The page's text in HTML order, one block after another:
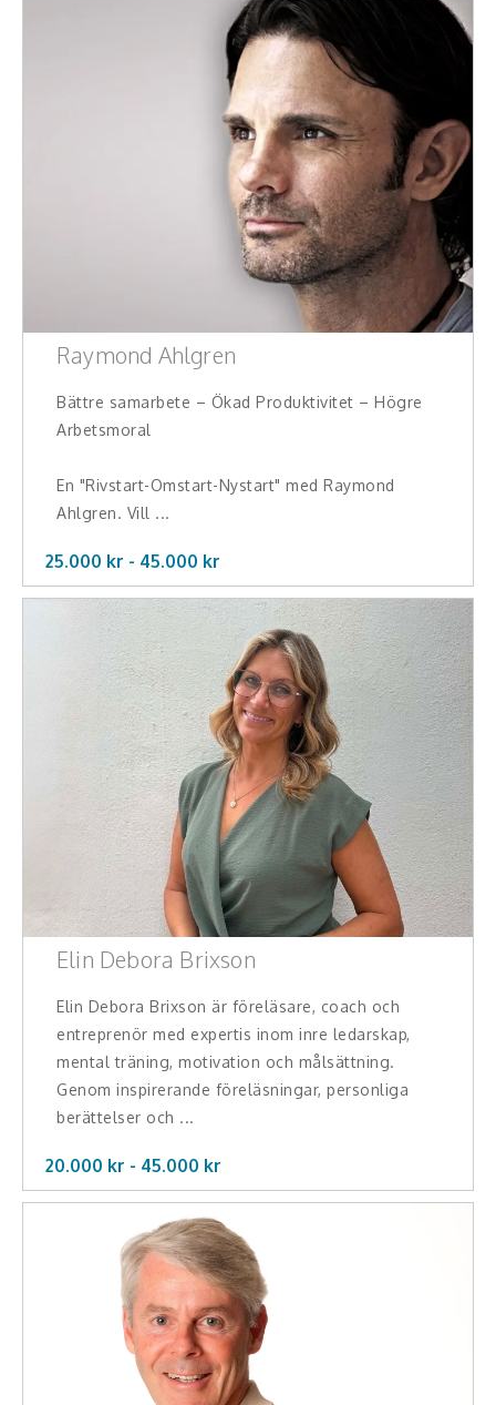
Raymond Ahlgren
Bättre samarbete – Ökad Produktivitet – Högre
Arbetsmoral
En "Rivstart-Omstart-Nystart" med Raymond
Ahlgren. Vill ...
25.000 kr - 45.000 kr
Elin Debora Brixson
Elin Debora Brixson är föreläsare, coach och
entreprenör med expertis inom inre ledarskap,
mental träning, motivation och målsättning.
Genom inspirerande föreläsningar, personliga
berättelser och ...
20.000 kr - 45.000 kr